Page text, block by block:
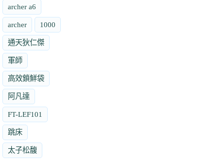
archer a6
archer 1000
通天狄仁傑
軍師
高效鎖鮮袋
阿凡達
FT-LEF101
跳床
太子松馥